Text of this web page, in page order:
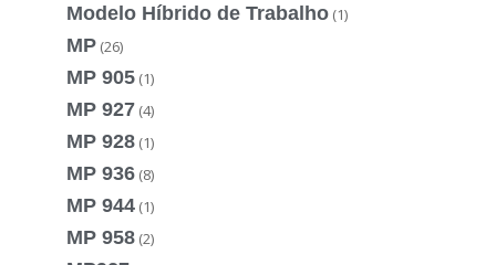
Modelo Híbrido de Trabalho (1)
MP (26)
MP 905 (1)
MP 927 (4)
MP 928 (1)
MP 936 (8)
MP 944 (1)
MP 958 (2)